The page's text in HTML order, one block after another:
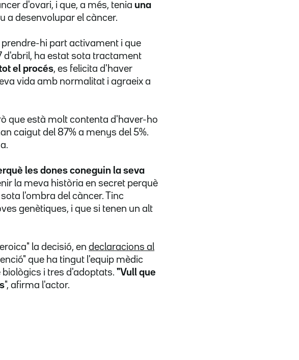
d'ovari, i que, a més, tenia una
a desenvolupar el càncer.
prendre-hi part activament i que
d'abril, ha estat sota tractament
el procés, es felicita d'haver
vida amb normalitat i agraeix a
que està molt contenta d'haver-ho
caigut del 87% a menys del 5%.
les dones coneguin la seva
la meva història en secret perquè
l'ombra del càncer. Tinc
genètiques, i que si tenen un alt
la decisió, en declaracions al
que ha tingut l'equip mèdic
i tres d'adoptats. "Vull que
", afirma l'actor.